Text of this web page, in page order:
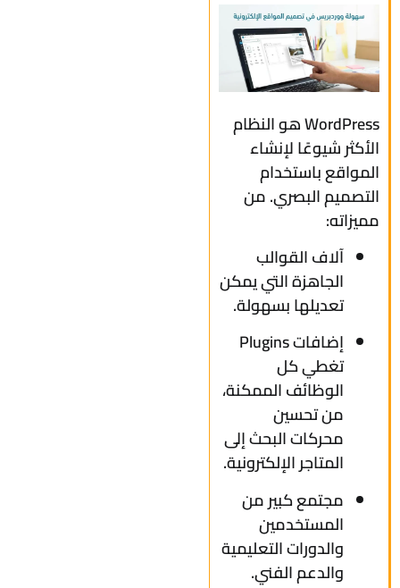
WordPress هو النظام
الأكثر شيوعًا لإنشاء
المواقع باستخدام
التصميم البصري. من
مميزاته:
آلاف القوالب
الجاهزة التي يمكن
تعديلها بسهولة.
إضافات Plugins
تغطي كل
الوظائف الممكنة،
من تحسين
محركات البحث إلى
المتاجر الإلكترونية.
مجتمع كبير من
المستخدمين
والدورات التعليمية
والدعم الفني.